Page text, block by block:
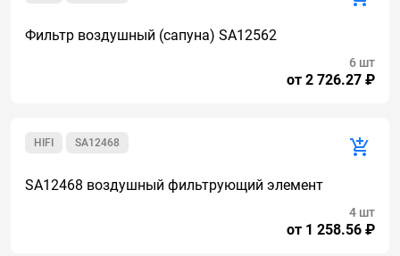
Фильтр воздушный (сапуна) SA12562
от 2 726.27 ₽
6 шт
SA12468
HIFI
SA12468 воздушный фильтрующий элемент
от 1 258.56 ₽
4 шт